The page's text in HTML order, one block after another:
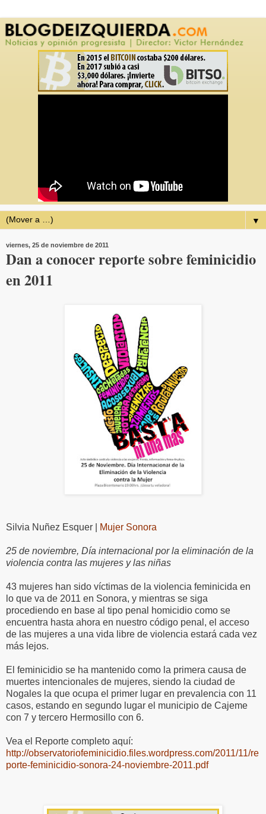
▼
viernes, 25 de noviembre de 2011
Dan a conocer reporte sobre feminicidio
en 2011
Silvia Nuñez Esquer | Mujer Sonora
25 de noviembre, Día internacional por la eliminación de la
violencia contra las mujeres y las niñas
43 mujeres han sido víctimas de la violencia feminicida en
lo que va de 2011 en Sonora, y mientras se siga
procediendo en base al tipo penal homicidio como se
encuentra hasta ahora en nuestro código penal, el acceso
de las mujeres a una vida libre de violencia estará cada vez
más lejos.
El feminicidio se ha mantenido como la primera causa de
muertes intencionales de mujeres, siendo la ciudad de
Nogales la que ocupa el primer lugar en prevalencia con 11
casos, estando en segundo lugar el municipio de Cajeme
con 7 y tercero Hermosillo con 6.
Vea el Reporte completo aquí:
http://observatoriofeminicidio.files.wordpress.com/2011/11/re
porte-feminicidio-sonora-24-noviembre-2011.pdf